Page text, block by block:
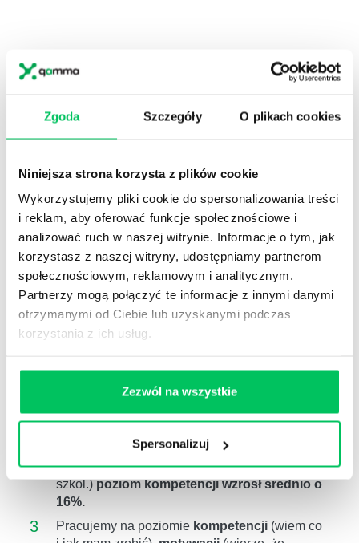
Zgoda Szczegóły O plikach cookies
Niniejsza strona korzysta z plików cookie
Wykorzystujemy pliki cookie do spersonalizowania treści
i reklam, aby oferować funkcje społecznościowe i
analizować ruch w naszej witrynie. Informacje o tym, jak
korzystasz z naszej witryny, udostępniamy partnerom
społecznościowym, reklamowym i analitycznym.
Partnerzy mogą połączyć te informacje z innymi danymi
otrzymanymi od Ciebie lub uzyskanymi podczas
korzystania z ich usług.
Zezwól na wszystkie
Spersonalizuj
MIELIŚMY PRZYJEMNOŚĆ
PRACOWAĆ DLA:
Previous Next
menedżerów, kierowników i naczelników.
W Akademiach menedżerskich, w których
mierzyliśmy efektywność (47 projektów 286 dni
szkol.)poziom kompetencji wzrósł średnio o
16%.
3 Pracujemy na poziomie kompetencji (wiem co